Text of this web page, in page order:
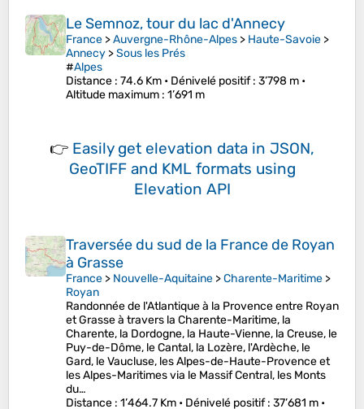
Le Semnoz, tour du lac d'Annecy
France >Auvergne-Rhône-Alpes > Haute-Savoie >
Annecy >Sous les Prés
#Alpes
Distance : 74.6 Km • Dénivelé positif: 3’798 m •
Altitude maximum : 1’691 m
👉 Easily get elevation data in JSON,
GeoTIFF and KML formats using
Elevation API
Traversée du sud de la France de Royan
à Grasse
France > Nouvelle-Aquitaine >Charente-Maritime >
Royan
Randonnée de l'Atlantique à la Provence entre Royan
et Grasse à travers la Charente-Maritime, la
Charente, la Dordogne, la Haute-Vienne, la Creuse, le
Puy-de-Dôme, le Cantal, la Lozère, l'Ardèche, le
Gard, le Vaucluse, les Alpes-de-Haute-Provence et
les Alpes-Maritimes via le Massif Central, les Monts
du…
Distance : 1’464.7 Km • Dénivelé positif: 37’681 m •